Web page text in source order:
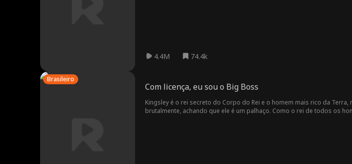
4.4M 74.4k
Brasileiro
Com licença, eu sou o Big Boss
Kingsley é o rei secreto do Corpo do Rei e o homem mais rico da
brutalmente, achando que ele é um palhaço. Como o rei de todos os